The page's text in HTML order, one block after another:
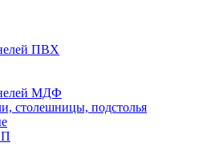
ПВХ
МДФ
столешницы, подстолья